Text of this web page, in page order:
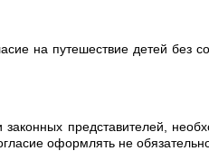
на путешествие детей без
представителей,
оформлять не